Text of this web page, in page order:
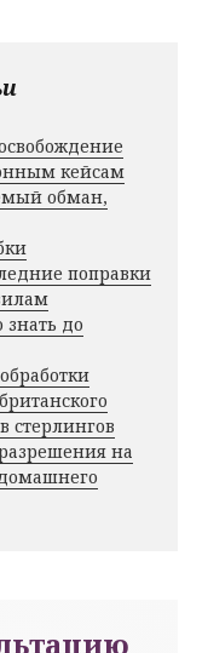
кейсам
обман,
поправки
до
стерлингов
на